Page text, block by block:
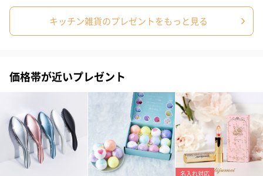
（660円）
（660円）
円）
キッチン雑貨のプレゼントをもっと見る
価格帯が近いプレゼント